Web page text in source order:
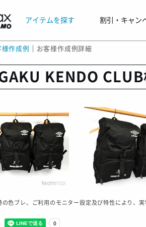
アイテムを探す 割引・キャン
様作成例 お客様作成例詳細
KENDO CLUB
色ブレ、ご利用のモニター設定及び特性により、実